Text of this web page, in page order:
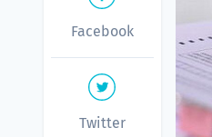
Facebook
Twitter